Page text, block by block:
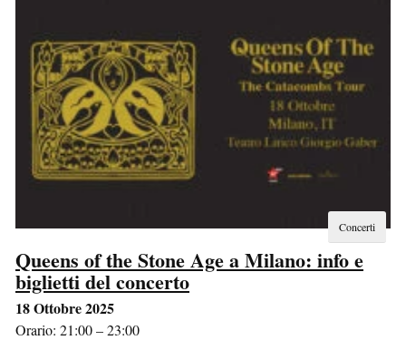
Concerti
Queens of the Stone Age a Milano: info e
biglietti del concerto
18 Ottobre 2025
Orario: 21:00 – 23:00